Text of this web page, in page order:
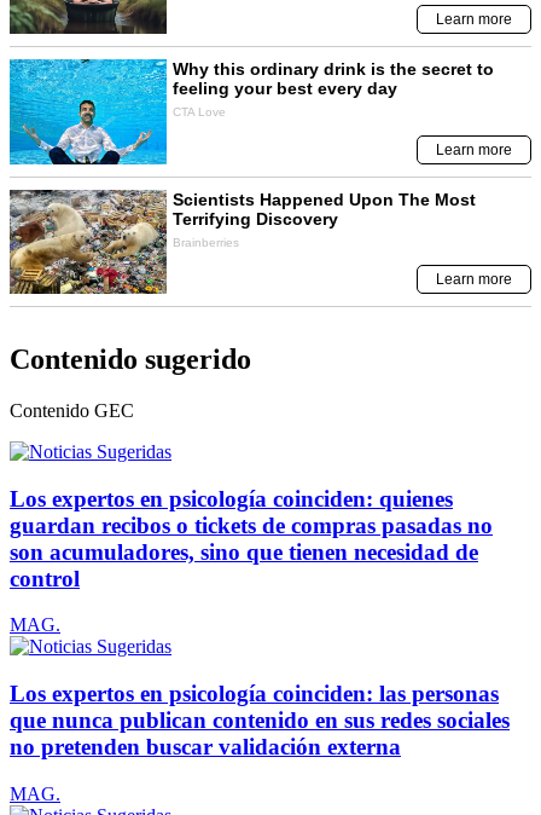
Contenido sugerido
Contenido GEC
Los expertos en psicología coinciden: quienes
guardan recibos o tickets de compras pasadas no
son acumuladores, sino que tienen necesidad de
control
MAG.
Los expertos en psicología coinciden: las personas
que nunca publican contenido en sus redes sociales
no pretenden buscar validación externa
MAG.